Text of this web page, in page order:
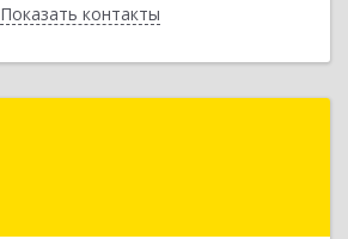
Показать контакты
Назад